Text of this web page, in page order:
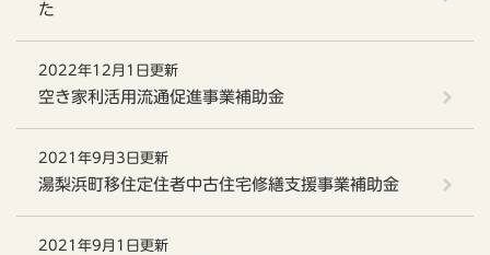
た
2022年12月1日更新
空き家利活用流通促進事業補助金
2021年9月3日更新
湯梨浜町移住定住者中古住宅修繕支援事業補助金
2021年9月1日更新